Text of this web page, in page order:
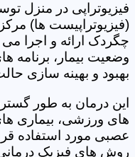
فیزیوتراپی در منزل
(فیزیوتراپیست ها)
چگردک ارائه و اجرا می
وضعیت بیمار، برنامه
بهبود و بهینه سازی
این درمان به طور
های ورزشی، بیماری
عصبی مورد استفاده
روش های فیزیک درمانی